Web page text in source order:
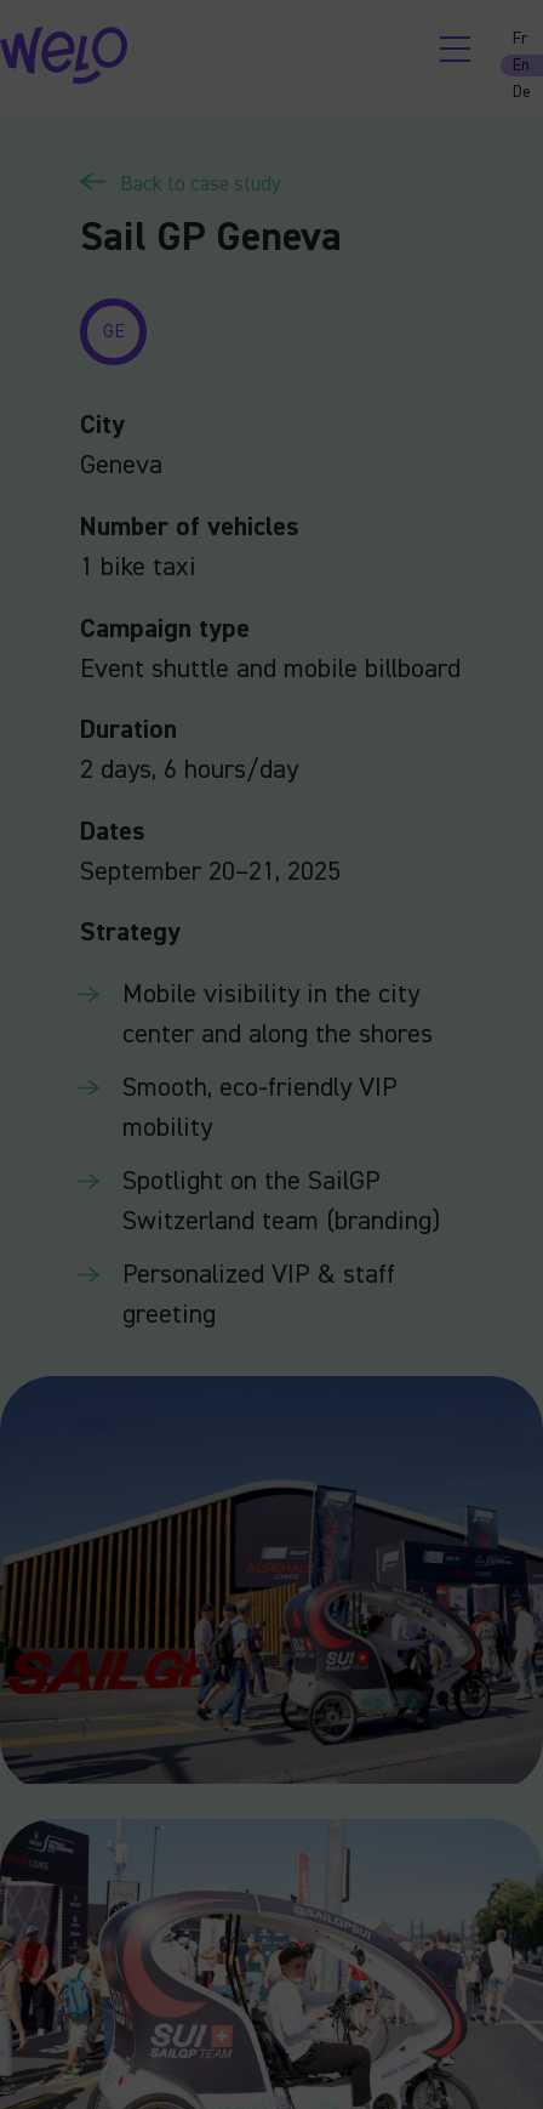
Skip
to
content
Fr
En
De
Back to case study
Sail GP Geneva
GE
City
Geneva
Number of vehicles
1 bike taxi
Campaign type
Event shuttle and mobile billboard
Duration
2 days, 6 hours/day
Dates
September 20–21, 2025
Strategy
Mobile visibility in the city
center and along the shores
Smooth, eco-friendly VIP
mobility
Spotlight on the SailGP
Switzerland team (branding)
Personalized VIP & staff
greeting